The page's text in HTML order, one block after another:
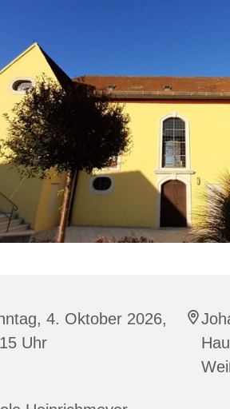
4. Oktober 2026,
Uhr